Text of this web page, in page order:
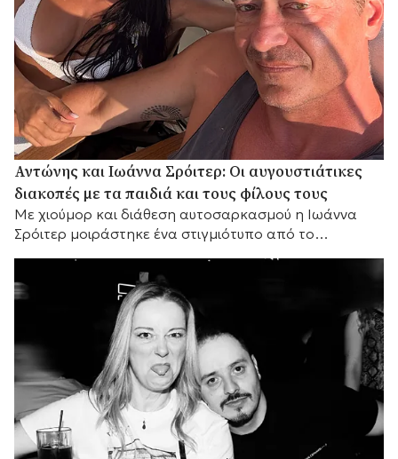
Αντώνης και Ιωάννα Σρόιτερ: Οι αυγουστιάτικες
διακοπές με τα παιδιά και τους φίλους τους
Με χιούμορ και διάθεση αυτοσαρκασμού η Ιωάννα
Σρόιτερ μοιράστηκε ένα στιγμιότυπο από το
τρόπο τη σχέση του ζευγαριού